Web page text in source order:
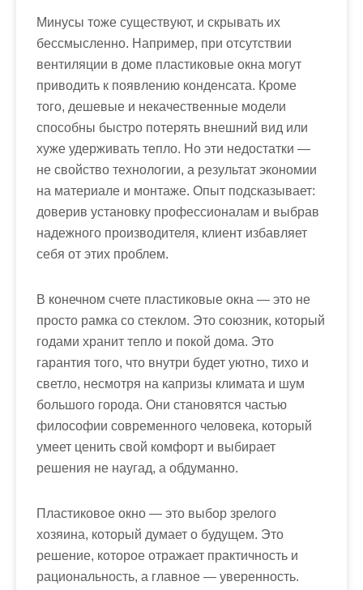
Минусы тоже существуют, и скрывать их
бессмысленно. Например, при отсутствии
вентиляции в доме пластиковые окна могут
приводить к появлению конденсата. Кроме
того, дешевые и некачественные модели
способны быстро потерять внешний вид или
хуже удерживать тепло. Но эти недостатки —
не свойство технологии, а результат экономии
на материале и монтаже. Опыт подсказывает:
доверив установку профессионалам и выбрав
надежного производителя, клиент избавляет
себя от этих проблем.
В конечном счете пластиковые окна — это не
просто рамка со стеклом. Это союзник, который
годами хранит тепло и покой дома. Это
гарантия того, что внутри будет уютно, тихо и
светло, несмотря на капризы климата и шум
большого города. Они становятся частью
философии современного человека, который
умеет ценить свой комфорт и выбирает
решения не наугад, а обдуманно.
Пластиковое окно — это выбор зрелого
хозяина, который думает о будущем. Это
решение, которое отражает практичность и
рациональность, а главное — уверенность.